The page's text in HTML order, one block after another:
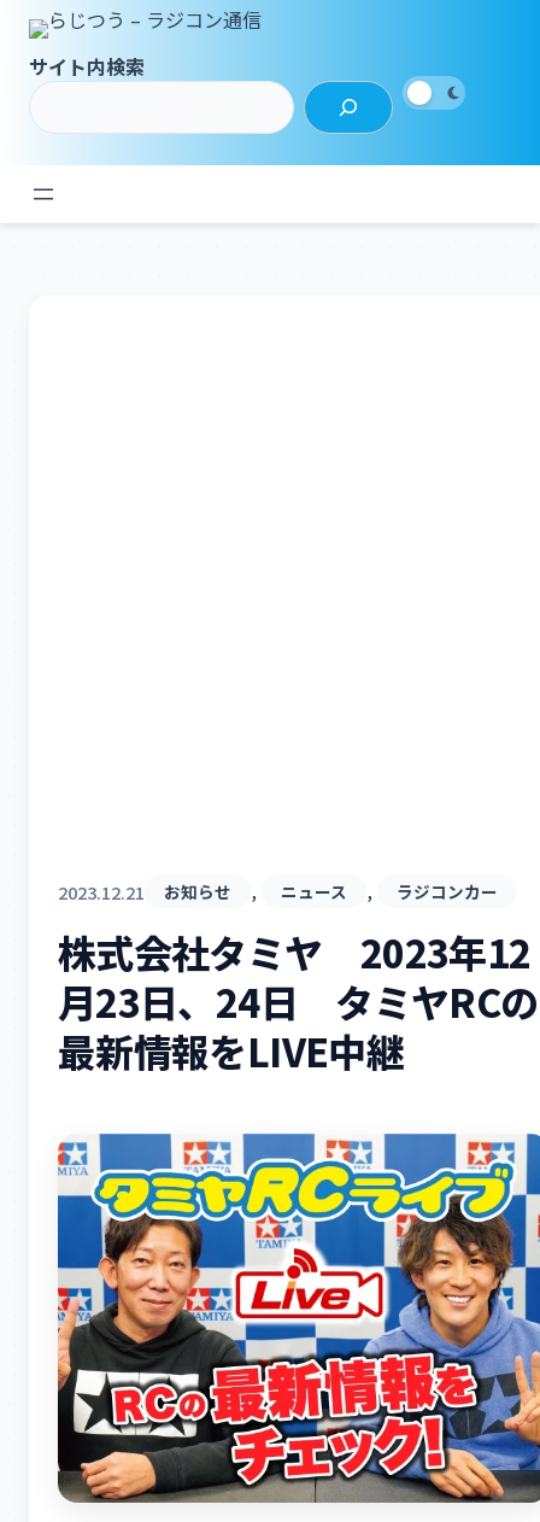
サイト内検索
2023.12.21 お知らせ , ニュース , ラジコンカー
株式会社タミヤ 2023年12
月23日、24日 タミヤRCの
最新情報をLIVE中継